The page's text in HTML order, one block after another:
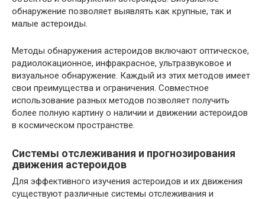
обнаружение позволяет выявлять как крупные, так и
малые астероиды.
Методы обнаружения астероидов включают оптическое,
радиолокационное, инфракрасное, ультразвуковое и
визуальное обнаружение. Каждый из этих методов имеет
свои преимущества и ограничения. Совместное
использование разных методов позволяет получить
более полную картину о наличии и движении астероидов
в космическом пространстве.
Системы отслеживания и прогнозирования
движения астероидов
Для эффективного изучения астероидов и их движения
существуют различные системы отслеживания и